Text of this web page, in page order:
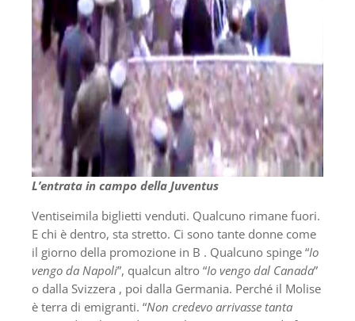
L’entrata in campo della Juventus
Ventiseimila biglietti venduti. Qualcuno rimane fuori.
E chi è dentro, sta stretto. Ci sono tante donne come
il giorno della promozione in B . Qualcuno spinge “Io
vengo da Napoli”, qualcun altro “Io vengo dal Canada”
o dalla Svizzera , poi dalla Germania. Perché il Molise
è terra di emigranti. “Non credevo arrivasse tanta